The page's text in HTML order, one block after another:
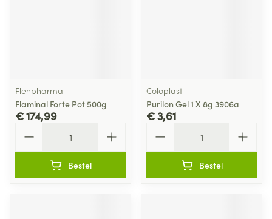
Flenpharma
Flaminal Forte Pot 500g
€ 174,99
Bestel
Coloplast
Purilon Gel 1 X 8g 3906a
€ 3,61
Bestel